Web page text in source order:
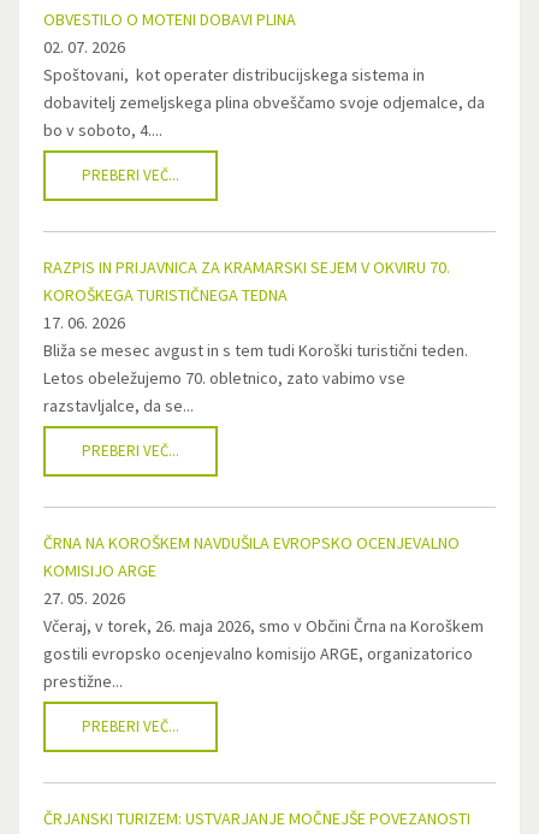
OBVESTILO O MOTENI DOBAVI PLINA
02. 07. 2026
Spoštovani, kot operater distribucijskega sistema in
dobavitelj zemeljskega plina obveščamo svoje odjemalce, da
bo v soboto, 4....
PREBERI VEČ...
RAZPIS IN PRIJAVNICA ZA KRAMARSKI SEJEM V OKVIRU 70.
KOROŠKEGA TURISTIČNEGA TEDNA
17. 06. 2026
Bliža se mesec avgust in s tem tudi Koroški turistični teden.
Letos obeležujemo 70. obletnico, zato vabimo vse
razstavljalce, da se...
PREBERI VEČ...
ČRNA NA KOROŠKEM NAVDUŠILA EVROPSKO OCENJEVALNO
KOMISIJO ARGE
27. 05. 2026
Včeraj, v torek, 26. maja 2026, smo v Občini Črna na Koroškem
gostili evropsko ocenjevalno komisijo ARGE, organizatorico
prestižne...
PREBERI VEČ...
ČRJANSKI TURIZEM: USTVARJANJE MOČNEJŠE POVEZANOSTI